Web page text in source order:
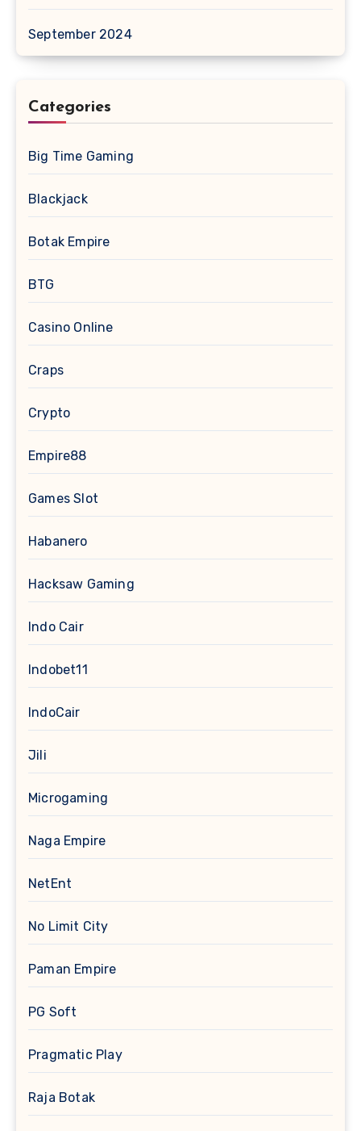
September 2024
Categories
Big Time Gaming
Blackjack
Botak Empire
BTG
Casino Online
Craps
Crypto
Empire88
Games Slot
Habanero
Hacksaw Gaming
Indo Cair
Indobet11
IndoCair
Jili
Microgaming
Naga Empire
NetEnt
No Limit City
Paman Empire
PG Soft
Pragmatic Play
Raja Botak